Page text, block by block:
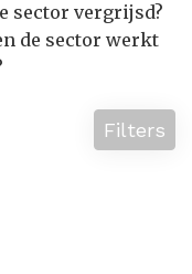
sector vergrijsd?
de sector werkt
Filters